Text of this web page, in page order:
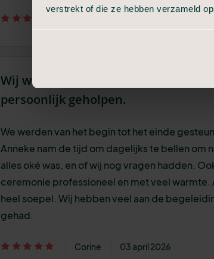
verstrekt of die ze hebben verzameld
Wij werden met veel warmte en zeer
persoonlijk geholpen.
We werden van het begin tot het einde
Anneke nam de tijd om dagelijks te bellen om
alles oké was, en of wij nog vragen hadden.
ceremonie professioneel en met veel warmte.
heel soepel. Wij hebben veel aan de
gehad.
Corine 03 april 2026